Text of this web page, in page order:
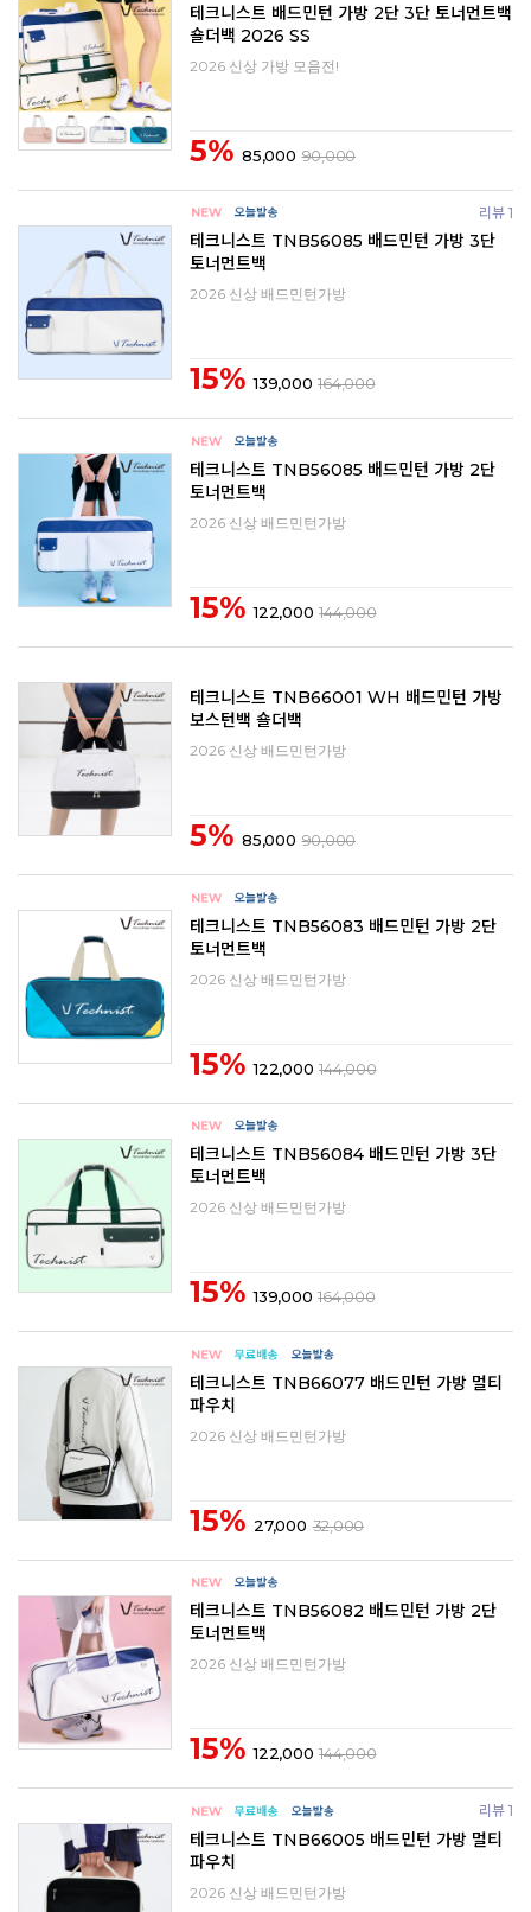
테크니스트 배드민턴 가방 2단 3단 토너먼트백
숄더백 2026 SS
2026 신상 가방 모음전!
5% 85,000 90,000
리뷰 1
테크니스트 TNB56085 배드민턴 가방 3단
토너먼트백
2026 신상 배드민턴가방
15% 139,000 164,000
테크니스트 TNB56085 배드민턴 가방 2단
토너먼트백
2026 신상 배드민턴가방
15% 122,000 144,000
테크니스트 TNB66001 WH 배드민턴 가방
보스턴백 숄더백
2026 신상 배드민턴가방
5% 85,000 90,000
테크니스트 TNB56083 배드민턴 가방 2단
토너먼트백
2026 신상 배드민턴가방
15% 122,000 144,000
테크니스트 TNB56084 배드민턴 가방 3단
토너먼트백
2026 신상 배드민턴가방
15% 139,000 164,000
테크니스트 TNB66077 배드민턴 가방 멀티
파우치
2026 신상 배드민턴가방
15% 27,000 32,000
테크니스트 TNB56082 배드민턴 가방 2단
토너먼트백
2026 신상 배드민턴가방
15% 122,000 144,000
리뷰 1
테크니스트 TNB66005 배드민턴 가방 멀티
파우치
2026 신상 배드민턴가방